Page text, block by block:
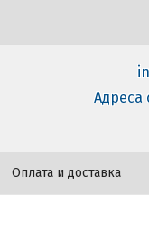
Адреса
Оплата и доставка